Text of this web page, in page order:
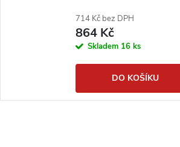
714 Kč bez DPH
864 Kč
Skladem 16 ks
DO KOŠÍKU